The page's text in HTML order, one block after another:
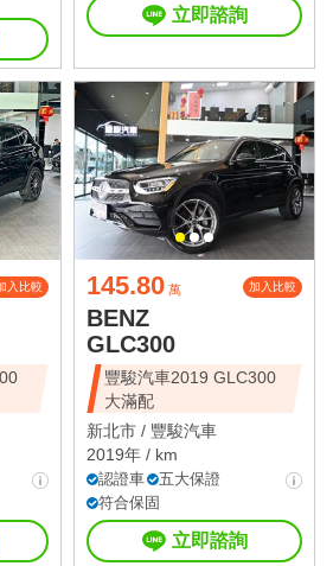
立即諮詢
入比較 145.80 萬 加入比較
BENZ
GLC300
豐駿汽車2019 GLC300
大滿配
新北市 / 豐駿汽車
2019年 / km
認證車
五大保證
符合保固
立即諮詢